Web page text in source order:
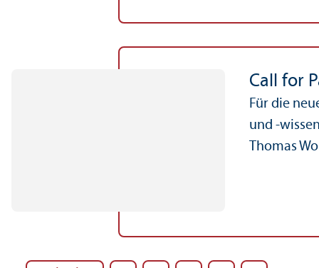
Call for
Für die
und -
Thomas